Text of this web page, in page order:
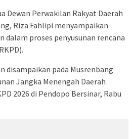
Dewan Perwakilan Rakyat Daerah
Riza Fahlipi menyampaikan
dalam proses penyusunan rencana
disampaikan pada Musrenbang
Jangka Menengah Daerah
2026 di Pendopo Bersinar, Rabu